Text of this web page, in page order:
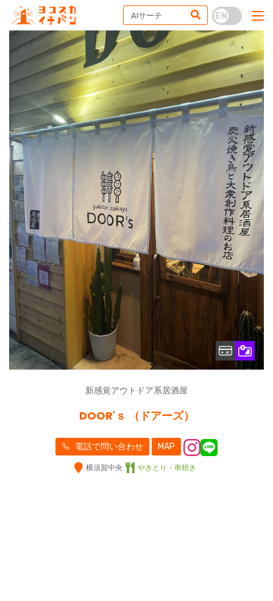
新感覚アウトドア系居酒屋
DOOR'ｓ （ドアーズ）
電話で問い合わせ MAP
横須賀中央 やきとり・串焼き